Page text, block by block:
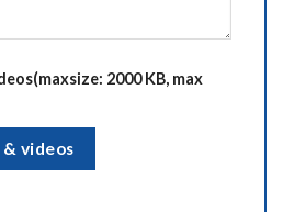
2000 KB, max
videos